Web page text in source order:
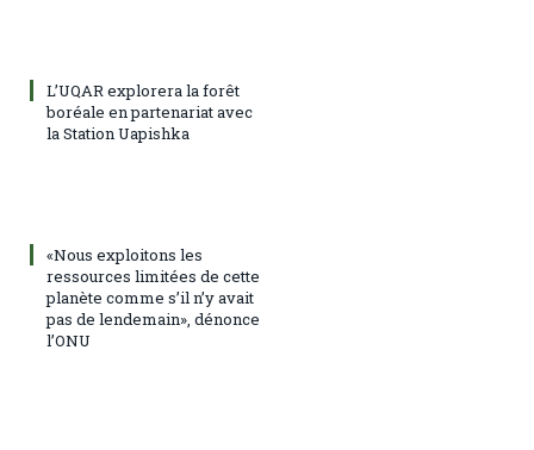
L’UQAR explorera la forêt
boréale en partenariat avec
la Station Uapishka
«Nous exploitons les
ressources limitées de cette
planète comme s’il n’y avait
pas de lendemain», dénonce
l’ONU